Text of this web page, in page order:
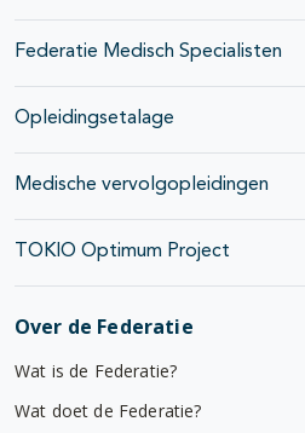
Federatie Medisch Specialisten
Opleidingsetalage
Medische vervolgopleidingen
TOKIO Optimum Project
Over de Federatie
Wat is de Federatie?
Wat doet de Federatie?